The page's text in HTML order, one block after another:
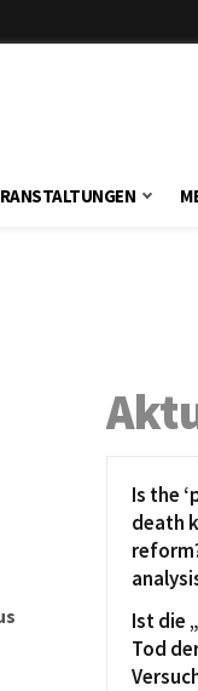
Is the
death
Ist die
Tod